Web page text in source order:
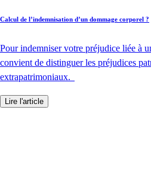
Calcul de l’indemnisation d’un dommage corporel ?
Pour indemniser votre préjudice liée à
convient de distinguer les préjudices
extrapatrimoniaux.
Lire l'article